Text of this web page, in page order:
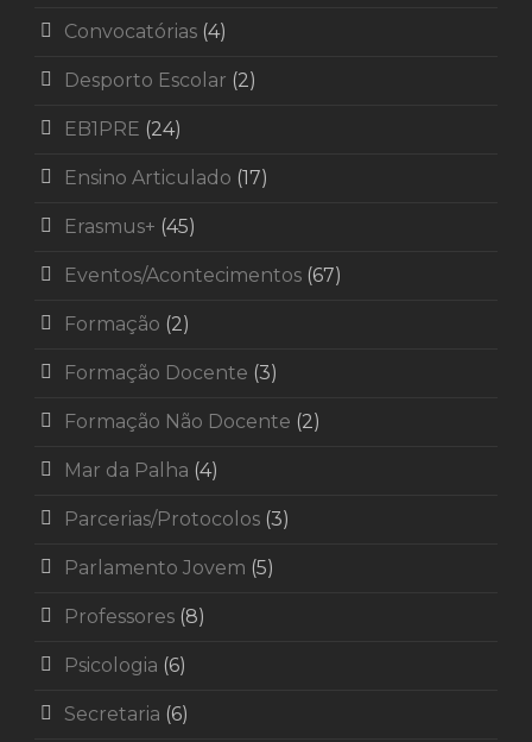
Convocatórias (4)
Desporto Escolar (2)
EB1PRE (24)
Ensino Articulado (17)
Erasmus+ (45)
Eventos/Acontecimentos (67)
Formação (2)
Formação Docente (3)
Formação Não Docente (2)
Mar da Palha (4)
Parcerias/Protocolos (3)
Parlamento Jovem (5)
Professores (8)
Psicologia (6)
Secretaria (6)